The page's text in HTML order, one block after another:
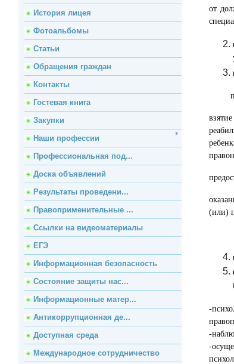
История лицея
Фотоальбомы
Статьи
Обращения граждан
Контакты
Гостевая книга
Закупки
Наши профессии
Профессиональная под...
Доска объявлений
Результаты проведени...
Правоприменительные ...
Ссылки на видеоматериалы
ЕГЭ
Информационная безопасность
Состояние защиты нас...
Информационные матер...
Антикоррупционная де...
Доступная среда
Международное сотрудничество
от
(или)
-
-
-